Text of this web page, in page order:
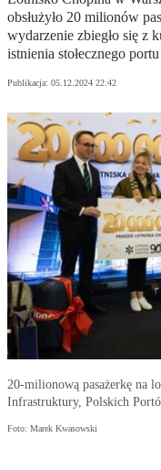
obsłużyło 20 milionów
wydarzenie zbiegło się z
istnienia stołecznego
Publikacja: 05.12.2024 22:42
20-milionową pasażerkę na
Infrastruktury, Polskich
Foto: Marek Kwasowski